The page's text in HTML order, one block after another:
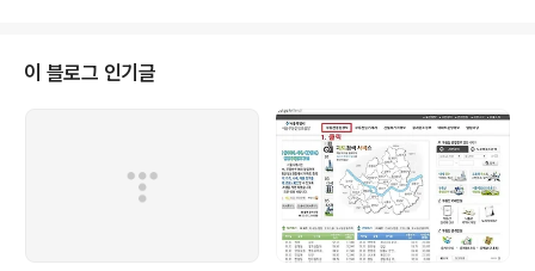
러보았어요. “원래 주택협동조합이 많이 생기면 공인중개
사한테는 안 좋은데 좋은 일 하는 거 같으니까 같이 돌아봐
요.” 무작정 밀고 들어간 몇몇 부동산 중 한 곳에서 만난 공
인중개사분이 동네를 같이 돌며 집들을 설명해 주시기도
했는데 무엇보다 현장에서 배울 수 있는 것들을 있었답니
다. 민달팽이주택협동..
이 블로그 인기글